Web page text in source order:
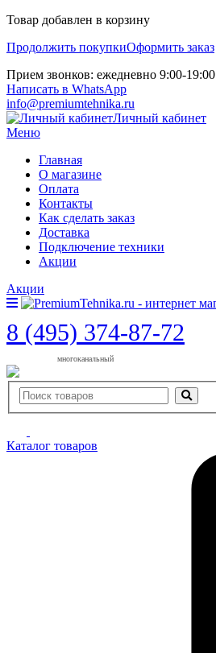
Товар добавлен в корзину
Продолжить покупкиОформить заказ
Прием звонков: ежедневно 9:00-19:00
Написать в WhatsApp
info@premiumtehnika.ru
Личный кабинет
Меню
Главная
О магазине
Оплата
Контакты
Как сделать заказ
Доставка
Подключение техники
Акции
Акции
8 (495) 374-87-72
многоканальный
Каталог товаров